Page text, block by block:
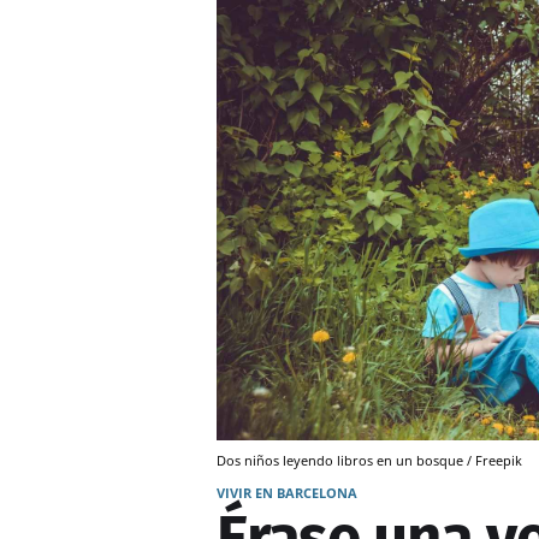
Dos niños leyendo libros en un bosque / Freepik
VIVIR EN BARCELONA